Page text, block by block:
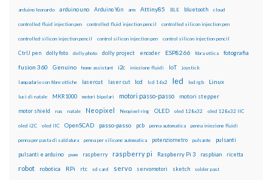
arduino leonardo arduino uno Arduino Yún arm Attiny85 BLE bluetooth cloud
controlled fluid injection pen controlled fluid injection pencil controlled silicon injection pen
controlled silicon injection pencil control silicon injection pen control silicon injection pencil
CtrlJ pen dolly foto dolly photo dolly project encoder ESP8266 fibra ottica fotografia
fusion 360 Genuino home assistant i2c iniezione fluidi IoT joystick
lampadario con fibre ottiche lasercut laser cut lcd lcd 16x2 led led rgb Linux
luci di natale MKR1000 motori bipolari motori passo-passo motori stepper
motor shield nas natale Neopixel Neopixel ring OLED oled 128x32 oled 128x32 IIC
oled i2C oled IIC OpenSCAD passo-passo pcb penna automatica penna iniezione fluidi
penna per pasta di saldatura penna per silicone automatica potenziometro pulsante pulsanti
pulsanti e arduino pwm raspberry raspberry pi Raspberry Pi 3 raspbian ricetta
robot robotica RPi rtc sd card servo servomotori sketch solder past